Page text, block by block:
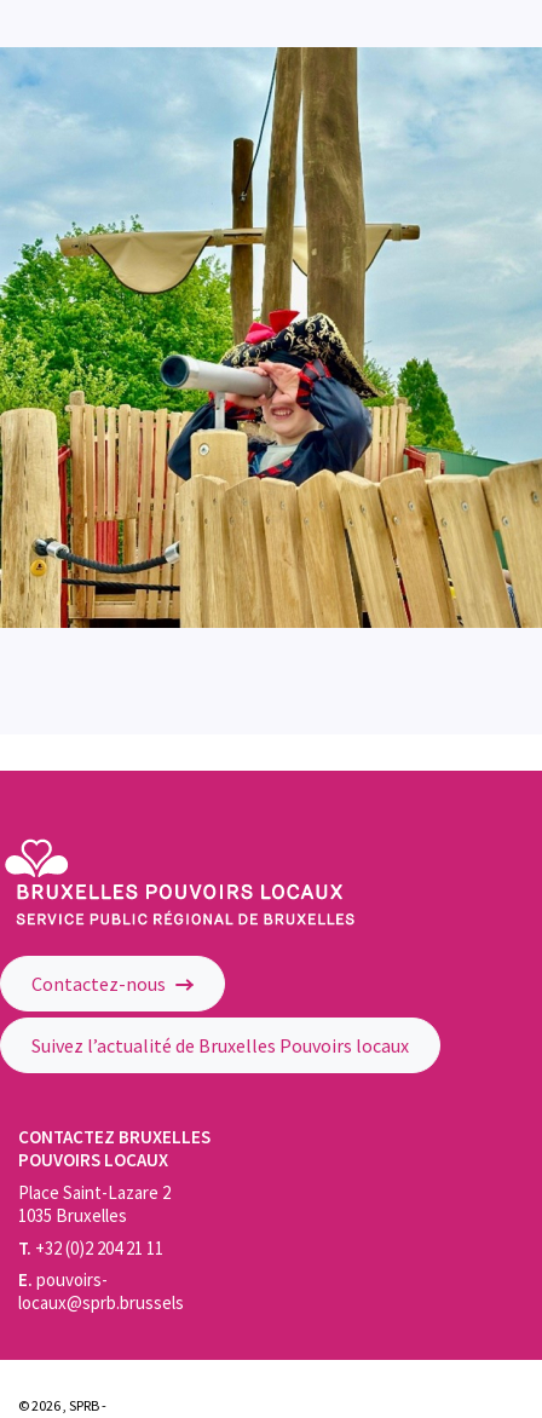
Contactez-nous
Suivez l’actualité de Bruxelles Pouvoirs locaux
CONTACTEZ BRUXELLES
POUVOIRS LOCAUX
Place Saint-Lazare 2
1035 Bruxelles
T. +32 (0)2 204 21 11
E. pouvoirs-
locaux@sprb.brussels
© 2026 , SPRB -